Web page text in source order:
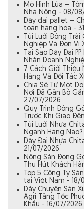
Mô Hình Lúa –
Nhà Nông - 08/
Dây đai pallet –
toàn hàng hóa -
Túi Lưới Đóng
Nghiệp Và Đơn Vị
Tại Sao Dây Đai
Nhân Doanh
7 Cách Giới Thiệu
Hàng Và Đối Tác
Chia Sẻ Từ Một
Nơi Đã Gắn Bó
27/07/2026
Quy Trình Đóng
Trước Khi Giao
Túi Lưới Nhựa
Ngành Hàng
Dây Đai Nhựa
21/07/2026
Nông Sản Đóng
Thu Hút Khách
Top 5 Công Ty
tại Việt Nam - 18/
Dây Chuyền Sản
Agri Tăng Tốc
Khẩu - 16/07/2026